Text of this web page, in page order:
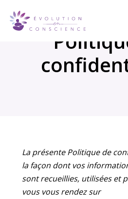
links to
content
La présente Politique de
la façon dont vos
sont recueillies, utilisées et
vous vous rendez sur